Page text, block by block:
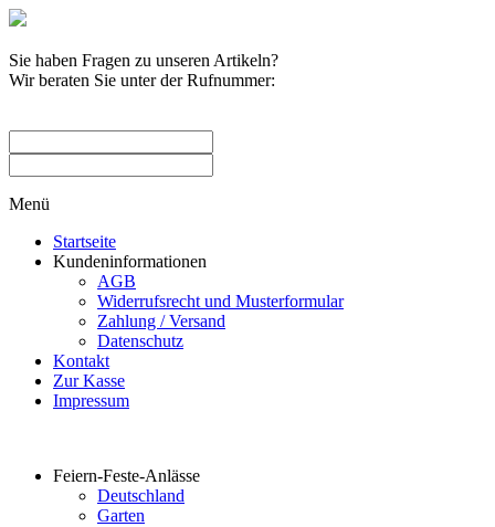
Sie haben Fragen zu unseren Artikeln?
Wir beraten Sie unter der Rufnummer:
Menü
Startseite
Kundeninformationen
AGB
Widerrufsrecht und Musterformular
Zahlung / Versand
Datenschutz
Kontakt
Zur Kasse
Impressum
Feiern-Feste-Anlässe
Deutschland
Garten